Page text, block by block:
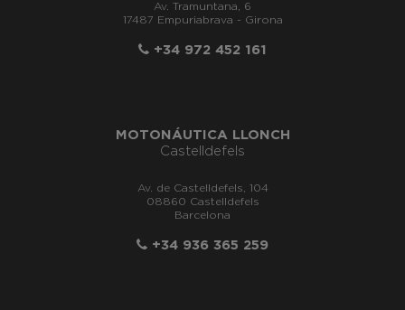
Av. Tramuntana, 6
17487 Empuriabrava - Girona
+34 972 452 161
MOTONÁUTICA LLONCH
Castelldefels
Av. de Castelldefels, 104
08860 Castelldefels
Barcelona
+34 936 365 259